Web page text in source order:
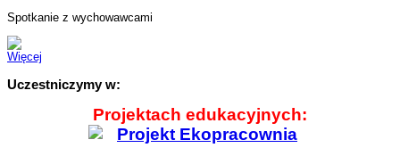
Spotkanie z wychowawcami
Więcej
Uczestniczymy w:
Projektach edukacyjnych: